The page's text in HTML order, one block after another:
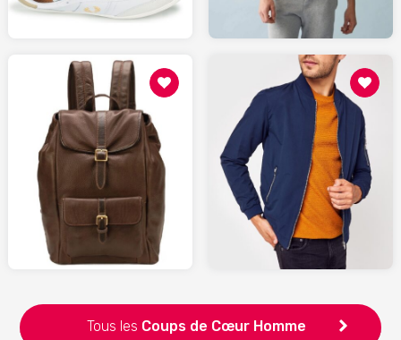
SPARTOO.fr
31.99
SARENZA.com
Tous les Coups de CœurHomme